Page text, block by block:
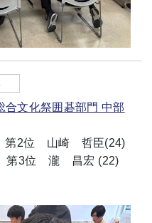
合文化祭囲碁部門 中部
第2位 山崎 哲臣(24)
宏 (22)